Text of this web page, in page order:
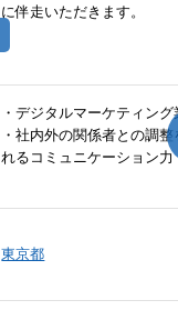
に伴走いただきます。
・デジタルマーケティン
・社内外の関係者との調
れるコミュニケーション力
東京都